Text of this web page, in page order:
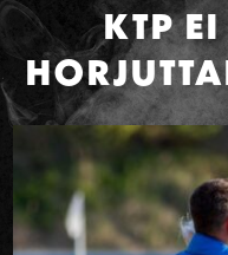
KTP